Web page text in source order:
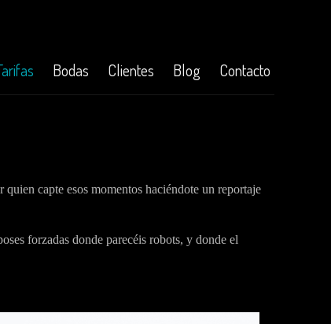
Bodas Clientes Blog Contacto
capte esos momentos haciéndote un reportaje
forzadas donde parecéis robots, y donde el